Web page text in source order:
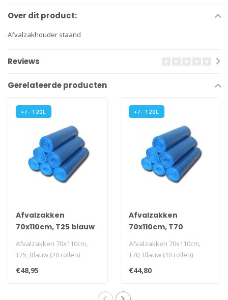
Over dit product:
Afvalzakhouder staand
Reviews
Gerelateerde producten
+/- 120L
Afvalzakken
70x110cm, T25 blauw
Afvalzakken 70x110cm,
T25, Blauw (20 rollen)
€48,95
+/- 120L
Afvalzakken
70x110cm, T70
Afvalzakken 70x110cm,
T70, Blauw (10 rollen)
€44,80